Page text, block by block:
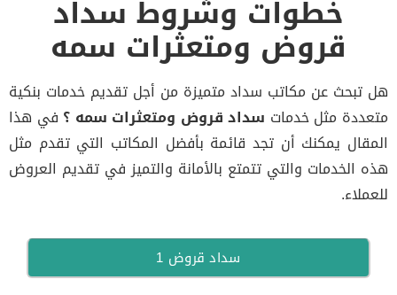
خطوات وشروط سداد
قروض ومتعثرات سمه
عن مكاتب سداد متميزة من أجل تقديم خدمات بنكية
مثل خدماتسداد قروض ومتعثرات سمه ؟في هذا
يمكنك أن تجد قائمة بأفضل المكاتب التي تقدم مثل
الخدمات والتي تتمتع بالأمانة والتميز في تقديم العروض
سداد قروض 1